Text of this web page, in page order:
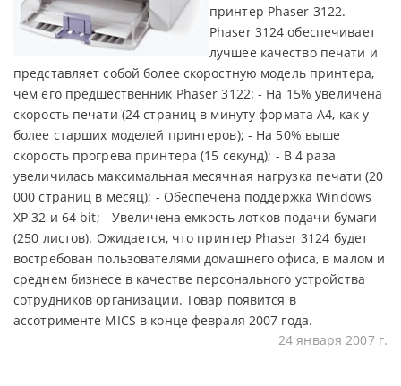
принтер Phaser 3122.
Phaser 3124 обеспечивает
лучшее качество печати и
представляет собой более скоростную модель принтера,
чем его предшественник Phaser 3122: - На 15% увеличена
скорость печати (24 страниц в минуту формата А4, как у
более старших моделей принтеров); - На 50% выше
скорость прогрева принтера (15 секунд); - В 4 раза
увеличилась максимальная месячная нагрузка печати (20
000 страниц в месяц); - Обеспечена поддержка Windows
XP 32 и 64 bit; - Увеличена емкость лотков подачи бумаги
(250 листов). Ожидается, что принтер Phaser 3124 будет
востребован пользователями домашнего офиса, в малом и
среднем бизнесе в качестве персонального устройства
сотрудников организации. Товар появится в
ассотрименте MICS в конце февраля 2007 года.
24 января 2007 г.